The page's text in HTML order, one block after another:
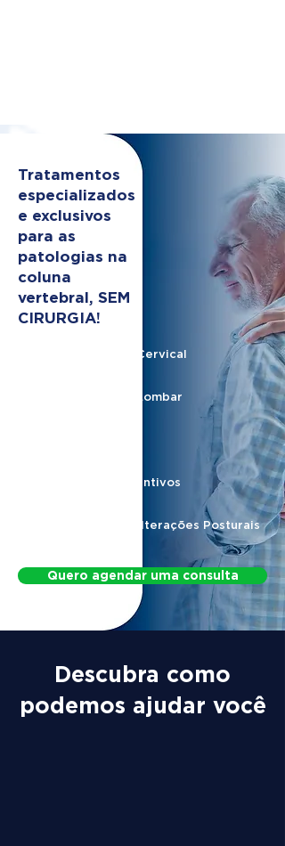
Tratamentos
especializados
e exclusivos
para as
patologias na
coluna
vertebral, SEM
CIRURGIA!
Hérnia de Disco Cervical
Hérnia de Disco Lombar
Protocolos Preventivos
Protocolo para Alterações Posturais
Quero agendar uma consulta
Descubra como
podemos ajudar você